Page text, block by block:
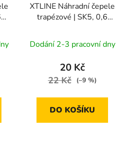
XTLINE Náhradní čepele
trapézové | SK5, 0,6
Dodání 2-3 pracovní dny
20 Kč
22 Kč (–9 %)
DO KOŠÍKU